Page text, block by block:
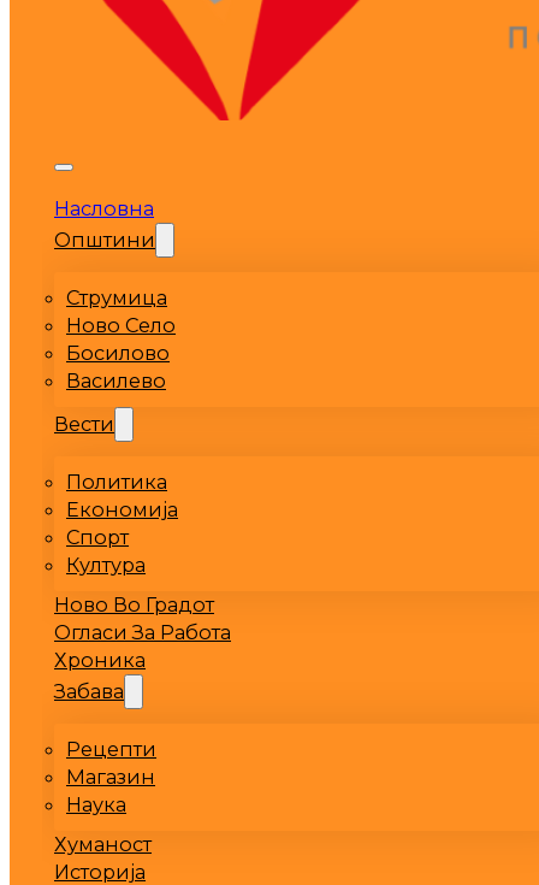
Насловна
Општини
Струмица
Ново Село
Босилово
Василево
Вести
Политика
Економија
Спорт
Култура
Ново Во Градот
Огласи За Работа
Хроника
Забава
Рецепти
Магазин
Наука
Хуманост
Историја